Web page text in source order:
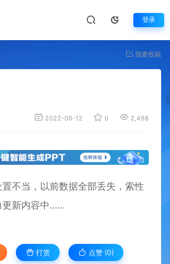
登录
我要投稿
2022-06-12 0 2,498
不当，以前数据全部丢失，索性
更新内容中……
打赏 点赞 (0)